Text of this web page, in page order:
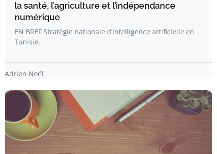
la santé, l’agriculture et l’indépendance
numérique
EN BREF Stratégie nationale d’intelligence artificielle en
Tunisie.
Adrien Noël